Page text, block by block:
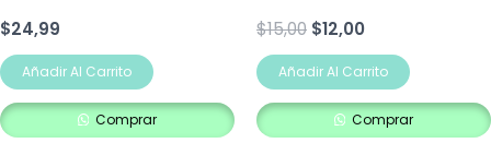
$24,99
Añadir Al Carrito
Comprar
$15,00 $12,00
Añadir Al Carrito
Comprar